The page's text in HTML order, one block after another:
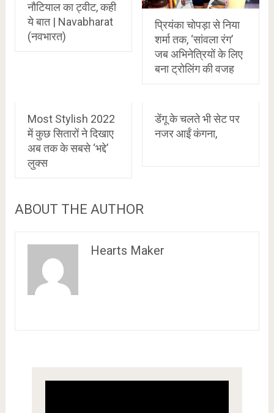
नौटियाल का ट्वीट, कही
ये बात | Navabharat
(नवभारत)
प्रियंका चोपड़ा से निया
शर्मा तक, ‘सांवला रंग’
जब अभिनेत्रियों के लिए
बना ट्रोलिंग की वजह
Most Stylish 2022
में कुछ सितारों ने दिखाए
अब तक के सबसे ‘भद्दे’
लुक्स
डेंगू के चलते भी सेट पर
नजर आईं कंगना,
ABOUT THE AUTHOR
Hearts Maker